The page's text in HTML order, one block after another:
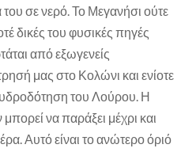
του σε νερό. Το Μεγανήσι ούτε
δικές του φυσικές πηγές
από εξωγενείς
μας στο Κολώνι και ενίοτε
του Λούρου. Η
να παράξει μέχρι και
Αυτό είναι το ανώτερο όριό